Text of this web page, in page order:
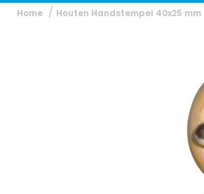
Home Houten Handstempel 40x25 mm